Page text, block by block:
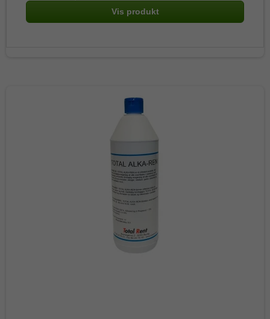
Vis produkt